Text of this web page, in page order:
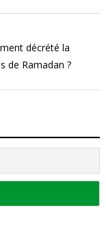
décrété la
de Ramadan ?